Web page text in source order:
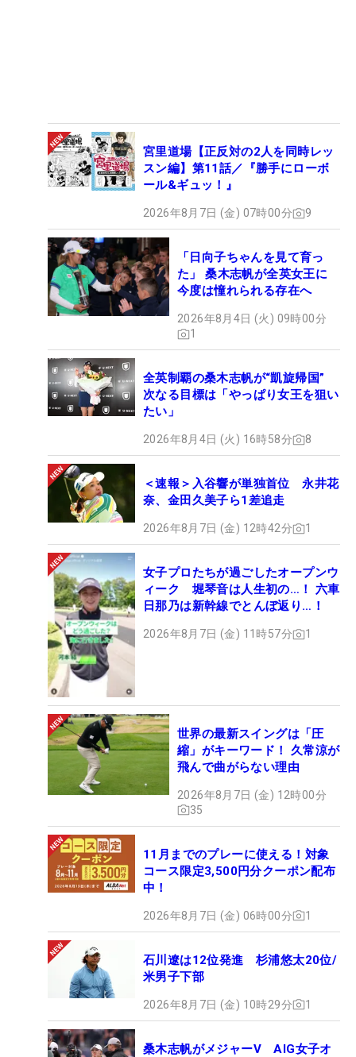
宮里道場【正反対の2人を同時レッ
スン編】第11話／『勝手にローボ
ール&ギュッ！』
2026年8月7日 (金) 07時00分 9
「日向子ちゃんを見て育っ
た」 桑木志帆が全英女王に
今度は憧れられる存在へ
2026年8月4日 (火) 09時00分
1
全英制覇の桑木志帆が“凱旋帰国”
次なる目標は「やっぱり女王を狙い
たい」
2026年8月4日 (火) 16時58分 8
＜速報＞入谷響が単独首位 永井花
奈、金田久美子ら1差追走
2026年8月7日 (金) 12時42分 1
女子プロたちが過ごしたオープンウ
ィーク 堀琴音は人生初の…！ 六車
日那乃は新幹線でとんぼ返り…！
2026年8月7日 (金) 11時57分 1
世界の最新スイングは「圧
縮」がキーワード！ 久常涼が
飛んで曲がらない理由
2026年8月7日 (金) 12時00分
35
11月までのプレーに使える！対象
コース限定3,500円分クーポン配布
中！
2026年8月7日 (金) 06時00分 1
石川遼は12位発進 杉浦悠太20位/
米男子下部
2026年8月7日 (金) 10時29分 1
桑木志帆がメジャーV AIG女子オ